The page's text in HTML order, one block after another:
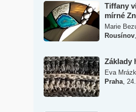
Tiffany
mírné
Marie
Rousínov
Základy
Eva
Praha